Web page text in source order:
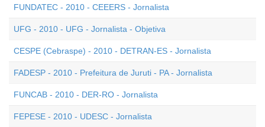
FUNDATEC - 2010 - CEEERS - Jornalista
UFG - 2010 - UFG - Jornalista - Objetiva
CESPE (Cebraspe) - 2010 - DETRAN-ES - Jornalista
FADESP - 2010 - Prefeitura de Juruti - PA - Jornalista
FUNCAB - 2010 - DER-RO - Jornalista
FEPESE - 2010 - UDESC - Jornalista